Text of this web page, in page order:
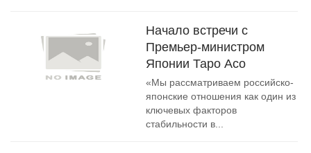
Начало встречи с
Премьер-министром
Японии Таро Асо
«Мы рассматриваем российско-
японские отношения как один из
ключевых факторов
стабильности в...